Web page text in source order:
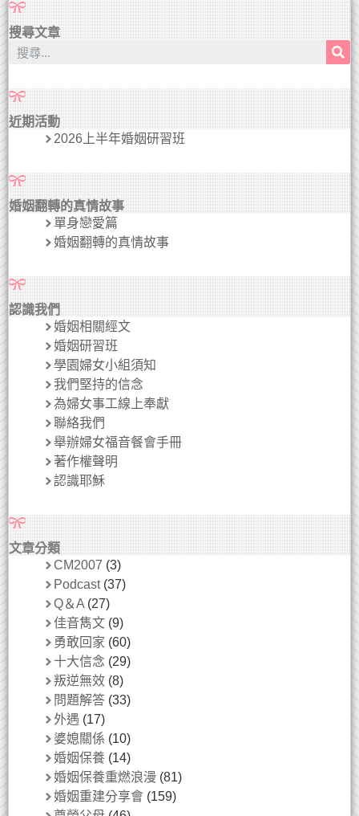
搜尋文章
近期活動
2026上半年婚姻研習班
婚姻翻轉的真情故事
單身戀愛篇
婚姻翻轉的真情故事
認識我們
婚姻相關經文
婚姻研習班
學園婦女小組須知
我們堅持的信念
為婦女事工線上奉獻
聯絡我們
舉辦婦女福音餐會手冊
著作權聲明
認識耶穌
文章分類
CM2007 (3)
Podcast(37)
Q＆A (27)
佳音雋文 (9)
勇敢回家 (60)
十大信念 (29)
叛逆無效 (8)
問題解答 (33)
外遇 (17)
婆媳關係 (10)
婚姻保養 (14)
婚姻保養重燃浪漫 (81)
婚姻重建分享會 (159)